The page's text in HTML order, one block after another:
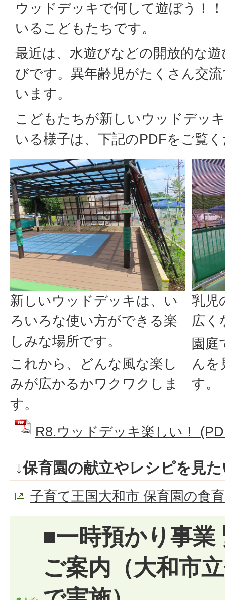
ウッドデッキで何して遊ぼう！
いるこどもたちです。
最近は、水遊びなどの開放的な
びです。異年齢児がたくさん交
います。
こどもたちが新しいウッドデッ
いる様子は、下記のPDFをご覧
新しいウッドデッキは、い
ろいろな使い方ができる楽
しみな場所です。
これから、どんな風な楽し
みが広かるかワクワクしま
す。
乳児
広く
園庭
んを
す。
R8.ウッドデッキ楽しい！
↓保育園の献立やレシピを見
子育て王国大和市 保育園の食育
■一時預かり事業
ご案内（大和市